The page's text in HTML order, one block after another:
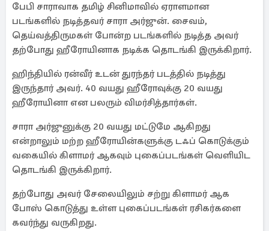
பேபி சாராவாக தமிழ் சினிமாவில் ஏராளமான
படங்களில் நடித்தவர் சாரா அர்ஜுன். சைவம்,
தெய்வத்திருமகள் போன்ற படங்களில் நடித்த அவர்
தற்போது ஹீரோயினாக நடிக்க தொடங்கி இருக்கிறார்.
ஹிந்தியில் ரன்வீர் உடன் துரந்தர் படத்தில் நடித்து
இருந்தார் அவர். 40 வயது ஹீரோவுக்கு 20 வயது
ஹீரோயினா என பலரும் விமர்சித்தார்கள்.
சாரா அர்ஜுனுக்கு 20 வயது மட்டுமே ஆகிறது
என்றாலும் மற்ற ஹீரோயின்களுக்கு டஃப் கொடுக்கும்
வகையில் கிளாமர் ஆகவும் புகைப்படங்கள் வெளியிட
தொடங்கி இருக்கிறார்.
தற்போது அவர் சேலையிலும் சற்று கிளாமர் ஆக
போஸ் கொடுத்து உள்ள புகைப்படங்கள் ரசிகர்களை
கவர்ந்து வருகிறது.